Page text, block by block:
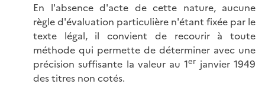
En l'absence d'acte de cette nature, aucune
règle d'évaluation particulière n'étant fixée par le
texte légal, il convient de recourir à toute
méthode qui permette de déterminer avec une
précision suffisante la valeur au 1er janvier 1949
des titres non cotés.